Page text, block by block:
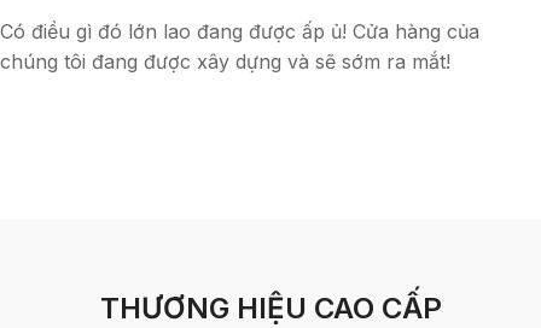
Có điều gì đó lớn lao đang được ấp ủ! Cửa hàng của
chúng tôi đang được xây dựng và sẽ sớm ra mắt!
THƯƠNG HIỆU CAO CẤP